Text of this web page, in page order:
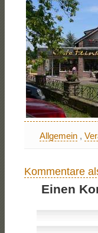
Allgemein,
Kommentare
Einen